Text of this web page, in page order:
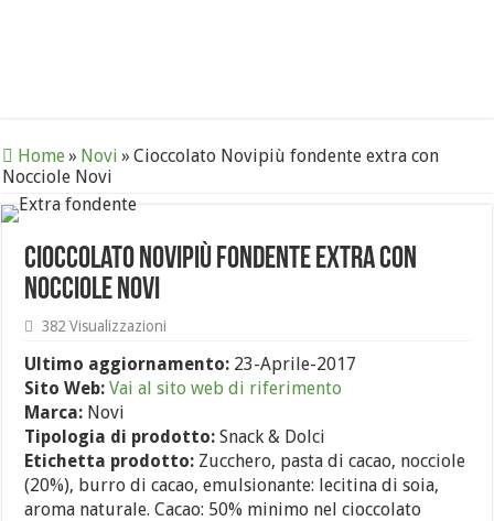
Home» Novi » Cioccolato Novipiù fondente extra con
Nocciole Novi
Cioccolato Novipiù fondente extra con
Nocciole Novi
382 Visualizzazioni
Ultimo aggiornamento: 23-Aprile-2017
Sito Web: Vai al sito web di riferimento
Marca: Novi
Tipologia di prodotto: Snack & Dolci
Etichetta prodotto: Zucchero, pasta di cacao, nocciole
(20%), burro di cacao, emulsionante: lecitina di soia,
aroma naturale. Cacao: 50% minimo nel cioccolato